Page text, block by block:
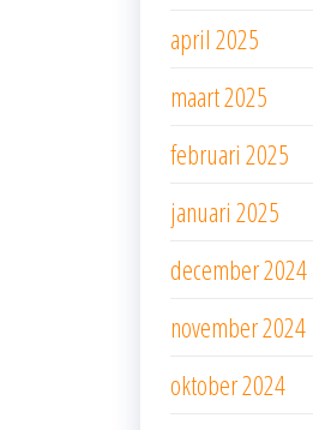
april 2025
maart 2025
februari 2025
januari 2025
december 2024
november 2024
oktober 2024